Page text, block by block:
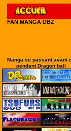
FAN MANGA DBZ
Manga se passant avant
pendant Dragon ball